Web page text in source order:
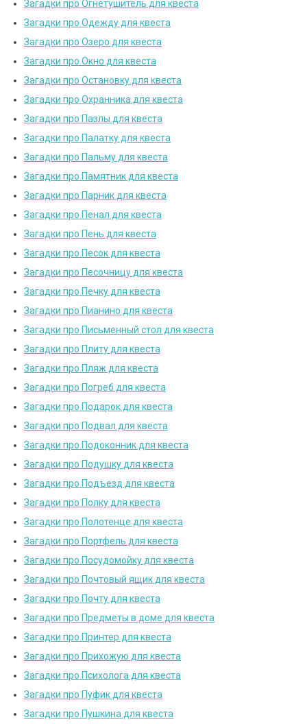
Загадки про Огнетушитель для квеста
Загадки про Одежду для квеста
Загадки про Озеро для квеста
Загадки про Окно для квеста
Загадки про Остановку для квеста
Загадки про Охранника для квеста
Загадки про Пазлы для квеста
Загадки про Палатку для квеста
Загадки про Пальму для квеста
Загадки про Памятник для квеста
Загадки про Парник для квеста
Загадки про Пенал для квеста
Загадки про Пень для квеста
Загадки про Песок для квеста
Загадки про Песочницу для квеста
Загадки про Печку для квеста
Загадки про Пианино для квеста
Загадки про Письменный стол для квеста
Загадки про Плиту для квеста
Загадки про Пляж для квеста
Загадки про Погреб для квеста
Загадки про Подарок для квеста
Загадки про Подвал для квеста
Загадки про Подоконник для квеста
Загадки про Подушку для квеста
Загадки про Подъезд для квеста
Загадки про Полку для квеста
Загадки про Полотенце для квеста
Загадки про Портфель для квеста
Загадки про Посудомойку для квеста
Загадки про Почтовый ящик для квеста
Загадки про Почту для квеста
Загадки про Предметы в доме для квеста
Загадки про Принтер для квеста
Загадки про Прихожую для квеста
Загадки про Психолога для квеста
Загадки про Пуфик для квеста
Загадки про Пушкина для квеста